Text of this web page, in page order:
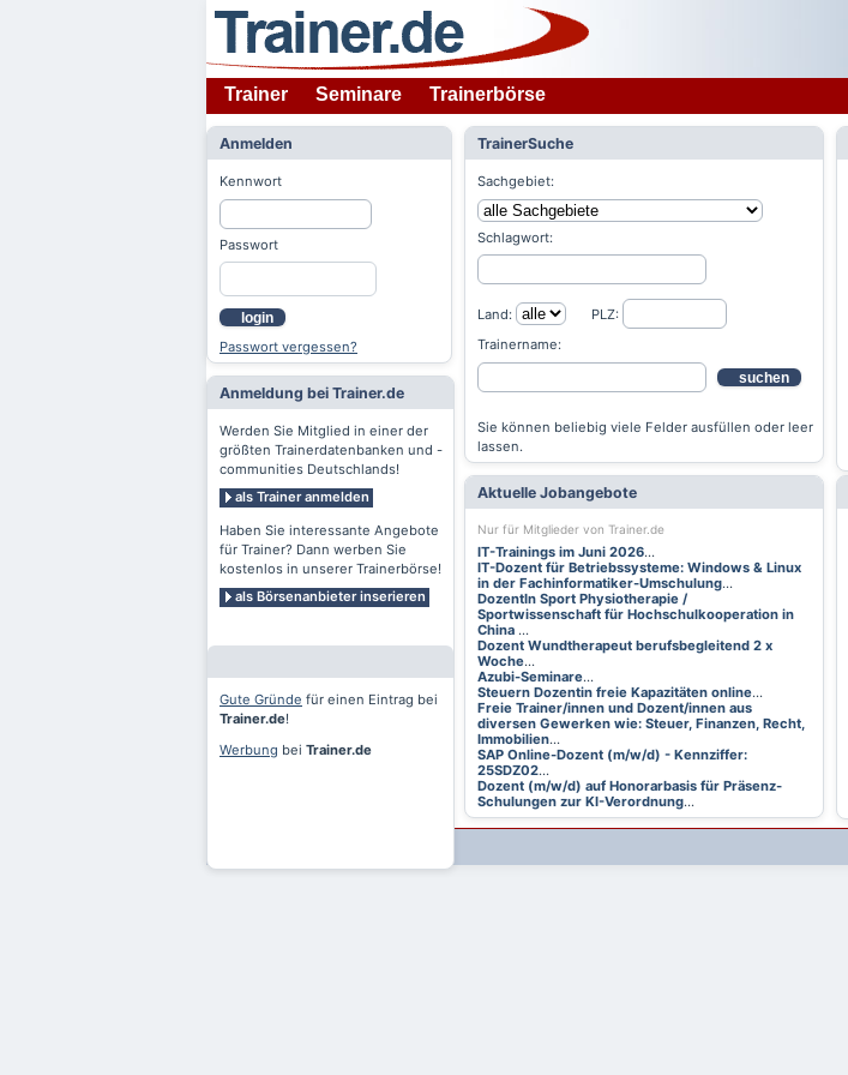
Trainer Seminare Trainerbörse
Anmelden
Kennwort
Passwort
login
Passwort vergessen?
Anmeldung bei Trainer.de
Werden Sie Mitglied in einer der
größten Trainerdatenbanken und -
communities Deutschlands!
als Trainer anmelden
Haben Sie interessante Angebote
für Trainer? Dann werben Sie
kostenlos in unserer Trainerbörse!
als Börsenanbieter inserieren
Gute Gründe für einen Eintrag bei
Trainer.de!
Werbung bei Trainer.de
TrainerSuche
Sachgebiet:
Schlagwort:
Land:
PLZ:
Trainername:
suchen
Sie können beliebig viele Felder ausfüllen oder leer
lassen.
Aktuelle Jobangebote
Nur für Mitglieder von Trainer.de
IT-Trainings im Juni 2026...
IT-Dozent für Betriebssysteme: Windows & Linux
in der Fachinformatiker-Umschulung...
DozentIn Sport Physiotherapie /
Sportwissenschaft für Hochschulkooperation in
China ...
Dozent Wundtherapeut berufsbegleitend 2 x
Woche...
Azubi-Seminare...
Steuern Dozentin freie Kapazitäten online...
Freie Trainer/innen und Dozent/innen aus
diversen Gewerken wie: Steuer, Finanzen, Recht,
Immobilien...
SAP Online-Dozent (m/w/d) - Kennziffer:
25SDZ02...
Dozent (m/w/d) auf Honorarbasis für Präsenz-
Schulungen zur KI-Verordnung...